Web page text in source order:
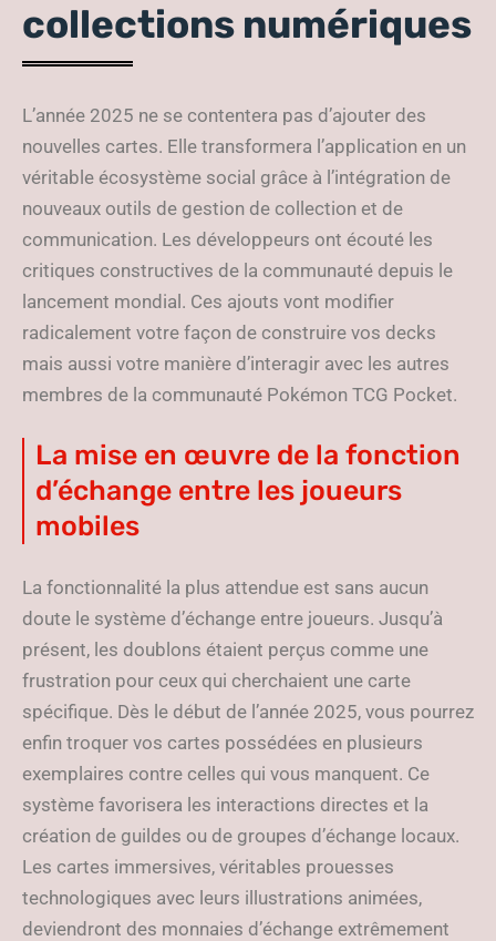
collections numériques
L’année 2025 ne se contentera pas d’ajouter des
nouvelles cartes. Elle transformera l’application en un
véritable écosystème social grâce à l’intégration de
nouveaux outils de gestion de collection et de
communication. Les développeurs ont écouté les
critiques constructives de la communauté depuis le
lancement mondial. Ces ajouts vont modifier
radicalement votre façon de construire vos decks
mais aussi votre manière d’interagir avec les autres
membres de la communauté Pokémon TCG Pocket.
La mise en œuvre de la fonction
d’échange entre les joueurs
mobiles
La fonctionnalité la plus attendue est sans aucun
doute le système d’échange entre joueurs. Jusqu’à
présent, les doublons étaient perçus comme une
frustration pour ceux qui cherchaient une carte
spécifique. Dès le début de l’année 2025, vous pourrez
enfin troquer vos cartes possédées en plusieurs
exemplaires contre celles qui vous manquent. Ce
système favorisera les interactions directes et la
création de guildes ou de groupes d’échange locaux.
Les cartes immersives, véritables prouesses
technologiques avec leurs illustrations animées,
deviendront des monnaies d’échange extrêmement